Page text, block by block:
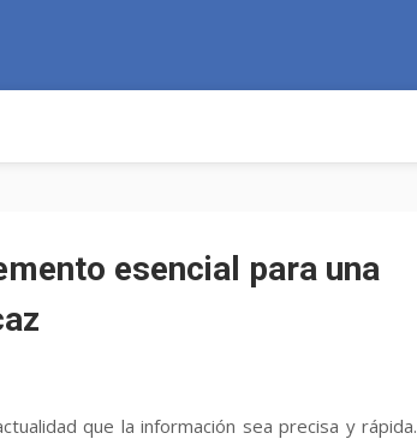
esencial para una
que la información sea precisa y rápida.